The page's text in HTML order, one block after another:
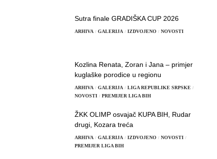
Sutra finale GRADIŠKA CUP 2026
ARHIVA GALERIJA IZDVOJENO NOVOSTI
Kozlina Renata, Zoran i Jana – primjer
kuglaške porodice u regionu
ARHIVA GALERIJA
LIGA REPUBLIKE SRPSKE
NOVOSTI
PREMIJER LIGA BIH
ŽKK OLIMP osvajač KUPA BIH, Rudar
drugi, Kozara treća
ARHIVA GALERIJA IZDVOJENO
NOVOSTI
PREMIJER LIGA BIH